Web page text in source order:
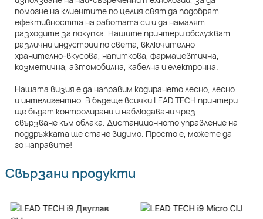
помогне на клиентите по целия свят да подобрят
ефективността на работата си и да намалят
разходите за покупка. Нашите принтери обслужват
различни индустрии по света, включително
хранително-вкусова, напиткова, фармацевтична,
козметична, автомобилна, кабелна и електронна.
Нашата визия е да направим кодирането лесно, лесно
и интелигентно. В бъдеще всички LEAD TECH принтери
ще бъдат контролирани и наблюдавани чрез
свързване към облака. Дистанционното управление на
поддръжката ще стане видимо. Просто е, можете да
го направите!
Свързани продукти